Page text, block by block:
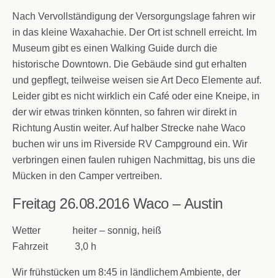
Nach Vervollständigung der Versorgungslage fahren wir
in das kleine Waxahachie. Der Ort ist schnell erreicht. Im
Museum gibt es einen Walking Guide durch die
historische Downtown. Die Gebäude sind gut erhalten
und gepflegt, teilweise weisen sie Art Deco Elemente auf.
Leider gibt es nicht wirklich ein Café oder eine Kneipe, in
der wir etwas trinken könnten, so fahren wir direkt in
Richtung Austin weiter. Auf halber Strecke nahe Waco
buchen wir uns im Riverside RV Campground ein. Wir
verbringen einen faulen ruhigen Nachmittag, bis uns die
Mücken in den Camper vertreiben.
Freitag 26.08.2016 Waco – Austin
Wetter heiter – sonnig, heiß
Fahrzeit 3,0 h
Wir frühstücken um 8:45 in ländlichem Ambiente, der